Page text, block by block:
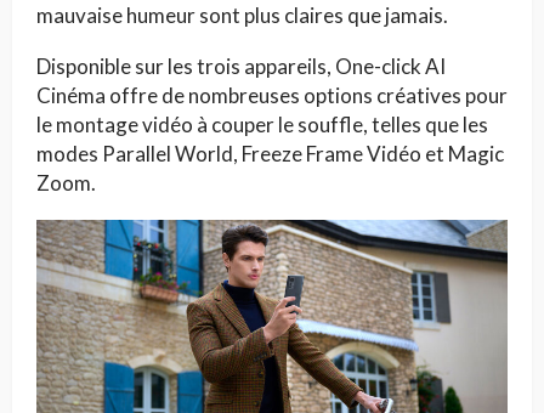
mauvaise humeur sont plus claires que jamais.
Disponible sur les trois appareils, One-click AI
Cinéma offre de nombreuses options créatives pour
le montage vidéo à couper le souffle, telles que les
modes Parallel World, Freeze Frame Vidéo et Magic
Zoom.